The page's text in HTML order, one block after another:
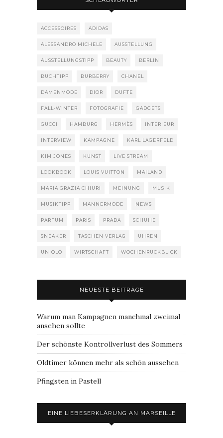
ACCESSOIRES ADIDAS
ALESSANDRO MICHELE AUSSTELLUNG
AUSSTELLUNGSTIPP BEAUTY BERLIN
BUCHTIPP BURBERRY CHANEL
DAMENMODE DIOR DÜFTE
FALL-WINTER FOTOGRAFIE GADGETS
GUCCI HAMBURG HERMÈS INTERIEUR
INTERVIEW KAMPAGNE KARL LAGERFELD
KIM JONES KUNST LIVE STREAM
LOOKBOOK LOUIS VUITTON MAILAND
MARIA GRAZIA CHIURI MEINUNG MUSIK
MUSIKTIPP MÄNNERMODE NEWS
PARFUM PARIS PRADA SCHUHE
SNEAKER TASCHEN VERLAG UHREN
UNIQLO WIRTSCHAFT WOCHENRÜCKBLICK
NEUESTE BEITRÄGE
Warum man Kampagnen manchmal zweimal
ansehen sollte
Der schönste Kontrollverlust des Sommers
Oldtimer können mehr als schön aussehen
Pfingsten in Pastell
EINE LIEBESERKLÄRUNG AN MARSEILLE